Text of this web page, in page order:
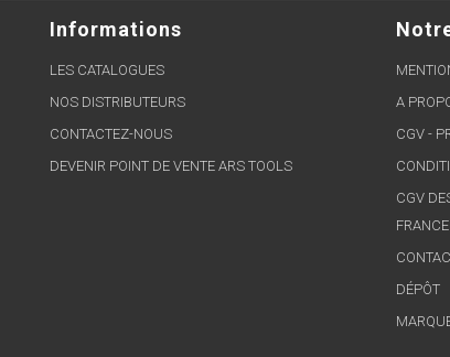
Informations
LES CATALOGUES
NOS DISTRIBUTEURS
CONTACTEZ-NOUS
DEVENIR POINT DE VENTE ARS TOOLS
A
CGV -
CGV
FRANCE
DÉPÔT